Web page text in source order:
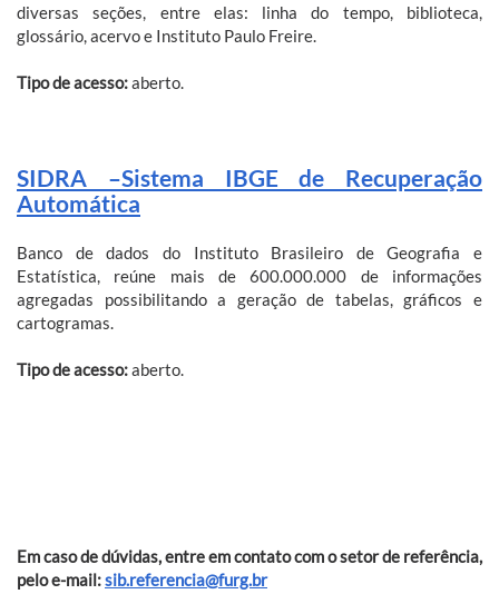
diversas seções, entre elas: linha do tempo, biblioteca,
glossário, acervo e Instituto Paulo Freire.
Tipo de acesso:aberto.
SIDRA –Sistema IBGE de Recuperação
Automática
Banco de dados do Instituto Brasileiro de Geografia e
Estatística, reúne mais de 600.000.000 de informações
agregadas possibilitando a geração de tabelas, gráficos e
cartogramas.
Tipo de acesso:aberto.
Em caso de dúvidas, entre em contato com o setor de referência,
pelo e-mail:sib.referencia@furg.br